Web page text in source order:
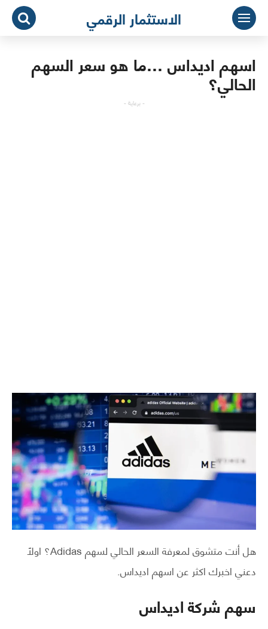
التجاوز
المحتوى
الاستثمار الرقمي
اسهم اديداس …ما هو سعر السهم
الحالي؟
- برعاية -
هل أنت متشوق لمعرفة السعر الحالي لسهم Adidas؟ اولاً
دعني اخبرك اكثر عن اسهم اديداس.
سهم شركة اديداس